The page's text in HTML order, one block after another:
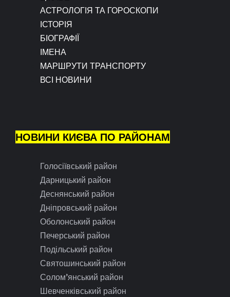
АСТРОЛОГІЯ ТА ГОРОСКОПИ
ІСТОРІЯ
БІОГРАФІЇ
ІМЕНА
МАРШРУТИ ТРАНСПОРТУ
ВСІ НОВИНИ
НОВИНИ КИЄВА ПО РАЙОНАМ
Голосіївський район
Дарницький район
Деснянський район
Дніпровський район
Оболонський район
Печерський район
Подільський район
Святошинський район
Солом’янський район
Шевченківський район